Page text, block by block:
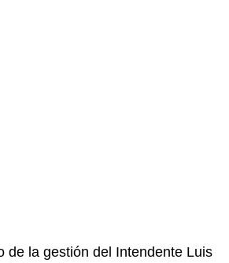
de la gestión del Intendente Luis